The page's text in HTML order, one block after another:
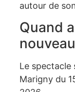
autour de
Quand
Le spectacle
Marigny du